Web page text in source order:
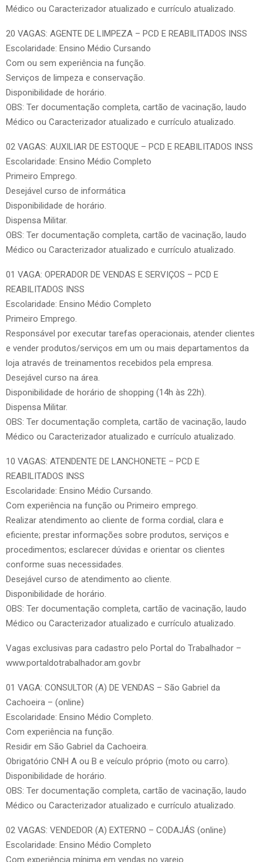
Médico ou Caracterizador atualizado e currículo atualizado.
20 VAGAS: AGENTE DE LIMPEZA – PCD E REABILITADOS INSS
Escolaridade: Ensino Médio Cursando
Com ou sem experiência na função.
Serviços de limpeza e conservação.
Disponibilidade de horário.
OBS: Ter documentação completa, cartão de vacinação, laudo
Médico ou Caracterizador atualizado e currículo atualizado.
02 VAGAS: AUXILIAR DE ESTOQUE – PCD E REABILITADOS INSS
Escolaridade: Ensino Médio Completo
Primeiro Emprego.
Desejável curso de informática
Disponibilidade de horário.
Dispensa Militar.
OBS: Ter documentação completa, cartão de vacinação, laudo
Médico ou Caracterizador atualizado e currículo atualizado.
01 VAGA: OPERADOR DE VENDAS E SERVIÇOS – PCD E
REABILITADOS INSS
Escolaridade: Ensino Médio Completo
Primeiro Emprego.
Responsável por executar tarefas operacionais, atender clientes
e vender produtos/serviços em um ou mais departamentos da
loja através de treinamentos recebidos pela empresa.
Desejável curso na área.
Disponibilidade de horário de shopping (14h às 22h).
Dispensa Militar.
OBS: Ter documentação completa, cartão de vacinação, laudo
Médico ou Caracterizador atualizado e currículo atualizado.
10 VAGAS: ATENDENTE DE LANCHONETE – PCD E
REABILITADOS INSS
Escolaridade: Ensino Médio Cursando.
Com experiência na função ou Primeiro emprego.
Realizar atendimento ao cliente de forma cordial, clara e
eficiente; prestar informações sobre produtos, serviços e
procedimentos; esclarecer dúvidas e orientar os clientes
conforme suas necessidades.
Desejável curso de atendimento ao cliente.
Disponibilidade de horário.
OBS: Ter documentação completa, cartão de vacinação, laudo
Médico ou Caracterizador atualizado e currículo atualizado.
Vagas exclusivas para cadastro pelo Portal do Trabalhador –
www.portaldotrabalhador.am.gov.br
01 VAGA: CONSULTOR (A) DE VENDAS – São Gabriel da
Cachoeira – (online)
Escolaridade: Ensino Médio Completo.
Com experiência na função.
Residir em São Gabriel da Cachoeira.
Obrigatório CNH A ou B e veículo próprio (moto ou carro).
Disponibilidade de horário.
OBS: Ter documentação completa, cartão de vacinação, laudo
Médico ou Caracterizador atualizado e currículo atualizado.
02 VAGAS: VENDEDOR (A) EXTERNO – CODAJÁS (online)
Escolaridade: Ensino Médio Completo
Com experiência mínima em vendas no varejo.